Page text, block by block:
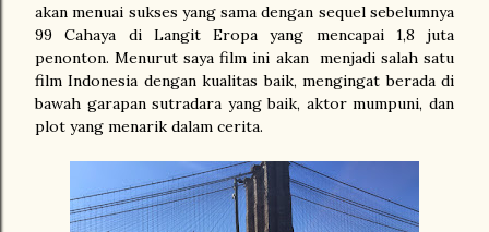
akan menuai sukses yang sama dengan sequel sebelumnya
99 Cahaya di Langit Eropa yang mencapai 1,8 juta
penonton. Menurut saya film ini akan menjadi salah satu
film Indonesia dengan kualitas baik, mengingat berada di
bawah garapan sutradara yang baik, aktor mumpuni, dan
plot yang menarik dalam cerita.